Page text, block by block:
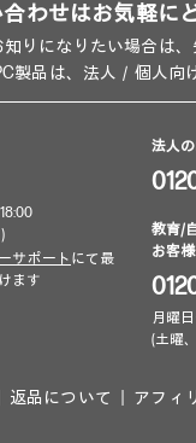
わせはお気軽に
知りになりたい場合は
製品は、法人／個人
サポート にて最
ます
法人
教育/
お客様
月曜
(土曜
返品について アフィ